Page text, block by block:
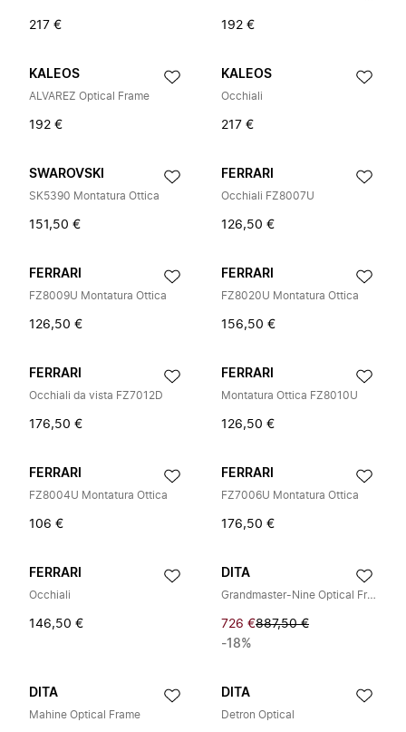
217 € 192 €
KALEOS
ALVAREZ Optical Frame
192 €
KALEOS
Occhiali
217 €
SWAROVSKI
SK5390 Montatura Ottica
151,50 €
FERRARI
Occhiali FZ8007U
126,50 €
FERRARI
FZ8009U Montatura Ottica
126,50 €
FERRARI
FZ8020U Montatura Ottica
156,50 €
FERRARI
Occhiali da vista FZ7012D
176,50 €
FERRARI
Montatura Ottica FZ8010U
126,50 €
FERRARI
FZ8004U Montatura Ottica
106 €
FERRARI
FZ7006U Montatura Ottica
176,50 €
FERRARI
Occhiali
146,50 €
DITA
Grandmaster-Nine Optical Frame
726 €887,50 €
-18%
DITA
Mahine Optical Frame
DITA
Detron Optical